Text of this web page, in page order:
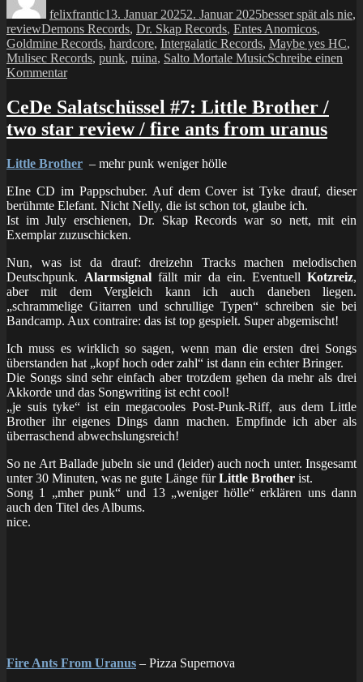
felixfrantic13. Januar 20252. Januar 2025besser spät als nie,
reviewSchlagwörter
Demons Records, Dr. Skap Records, Entes Anomicos,
Goldmine Records, hardcore, Intergalatic Records, Maybe yes HC,
Mulisec Records, punk, ruina, Salto Mortale MusicSchreibe einen
Kommentarzu
ruina
–
abismo
CeDe Salatschüssel #7: Little Brother /
two star review / fire ants from uranus
Little Brother – mehr punk weniger hölle
EIne CD im Pappschuber. Auf dem Cover ist Tyke drauf, dieser
berühmte Elefant. Nicht Nelly, die ist schon tot, glaube ich.
Ist im July erschienen, Dr. Skap Records war so nett, mit ein
Exemplar zuzuschicken.
Nun, was ist da drauf: dreizehn Tracks machen melodischen
Deutschpunk. Alarmsignal fällt mir da ein. EventuellKotzreiz,
aber mit dem Vergleich kann ich auch daneben liegen.
„schrammelige Gitarren und schrullige Typen“ schreiben sie bei
Bandcamp. Aux contraire: das ist top gespielt. Super abgemischt!
Ich muss es wirklich so sagen, wenn man die ersten drei Songs
überstanden hat „kopf hoch oder zahl“ ist dann ein echter Bringer.
Die Songs sind sehr einfach aber trotzdem gehen da mehr als drei
Akkorde und das Songwriting ist echt cool!
„je suis tyke“ ist ein megacooles Post-Punk-Riff, aus dem Little
Brother ihr eigenes Dings dann machen. Empfinde ich aber als
überraschend abwechslungsreich!
So ne Art Ballade jubeln sie und (leider) auch noch unter. Insgesamt
unter 30 Minuten, was ne gute Länge fürLittle Brother ist.
Song 1 „mher punk“ und 13 „weniger hölle“ erklären uns dann
auch den Titel des Albums.
nice.
Fire Ants From Uranus – Pizza Supernova